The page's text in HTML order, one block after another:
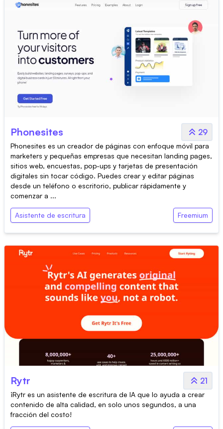
Phonesites 29
Phonesites es un creador de páginas con enfoque móvil para
marketers y pequeñas empresas que necesitan landing pages,
sitios web, encuestas, pop-ups y tarjetas de presentación
digitales sin tocar código. Puedes crear y editar páginas
desde un teléfono o escritorio, publicar rápidamente y
comenzar a ...
Asistente de escritura Freemium
Rytr 21
¡Rytr es un asistente de escritura de IA que lo ayuda a crear
contenido de alta calidad, en solo unos segundos, a una
fracción del costo!